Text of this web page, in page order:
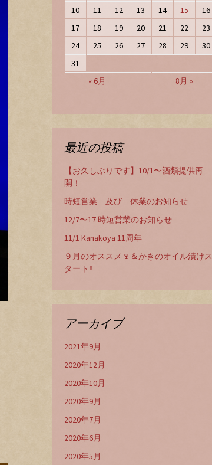
« 6月 8月 »
10 11 12 13 14 15
16
17
18 19 20 21 22
23
24
25 26 27 28 29
30
31
最近の投稿
【お久しぶりです】10/1〜酒類提供再
開！
時短営業 及び 休業のお知らせ
12/7〜17 時短営業のお知らせ
11/1 Kanakoya 11周年
９月のオススメ🍷＆かきのオイル漬けス
タート‼️
アーカイブ
2021年9月
2020年12月
2020年10月
2020年9月
2020年7月
2020年6月
2020年5月